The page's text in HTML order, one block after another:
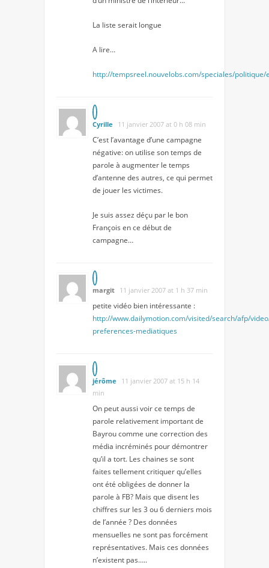
La liste serait longue
A lire…
http://tempsreel.nouvelobs.com/speciales/politique/
Cyrille 11 janvier 2007 at 0 h 08 min
C’est l’avantage d’une campagne
négative: on utilise son temps de
parole à augmenter le temps
d’antenne des autres, ce qui permet
de jouer les victimes.
Je suis assez déçu par le bon
François en ce début de
campagne…
margit 11 janvier 2007 at 1 h 37 min
petite vidéo bien intéressante :
http://www.dailymotion.com/visited/search/afp/
preferences-mediatiques
jérôme
11 janvier 2007 at 15 h 14
min
On peut aussi voir ce temps de
parole relativement important de
Bayrou comme une correction des
média incréminés pour démontrer
qu’il a tort. Les chaines se sont
faites tellement critiquer qu’elles
ont été obligées de donner la
parole à FB? Mais que disent les
chiffres sur les 3 ou 6 derniers mois
de l’année ? Des données
mensuelles ne sont pas forcément
représentatives. Mais ces données
n’existent pas…..